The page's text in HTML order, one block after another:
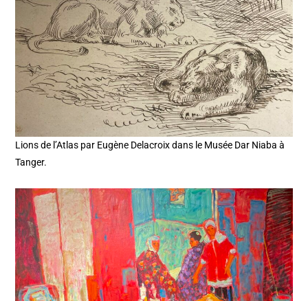
Lions de l’Atlas par Eugène Delacroix dans le Musée Dar Niaba à
Tanger.